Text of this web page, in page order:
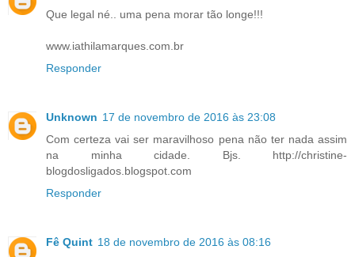
Que legal né.. uma pena morar tão longe!!!
www.iathilamarques.com.br
Responder
Unknown 17 de novembro de 2016 às 23:08
Com certeza vai ser maravilhoso pena não ter nada assim
na minha cidade. Bjs. http://christine-
blogdosligados.blogspot.com
Responder
Fê Quint 18 de novembro de 2016 às 08:16